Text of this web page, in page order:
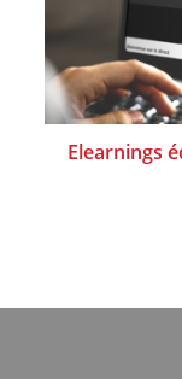
Elearnings